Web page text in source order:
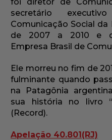
secretário
Comunicação Social da
de 2007 a 2010 e
Empresa Brasil de
Ele morreu no fim de
fulminante quando
na Patagônia
sua história no livro
(Record).
Apelação 40.801(RJ)